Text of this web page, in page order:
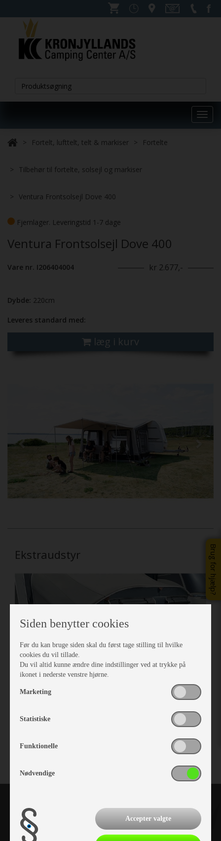
Brug for hjælp?
Fortelt, lufttelt, telt & markiser Fortelte
Tilbehør til fortelte, solsejl og markiser
Ventura Frontsolsejl Dove 400
Fjernlager. Leveringstid 1-7 dage
Ventura Frontsolsejl Dove 400
Vare nr. I206404004 kr 2.677,-
Dybde: 220cm
Leveres standard med:
læg i kurv
Ekstraudstyr
Vare nr. I403332504
Siden benytter cookies
Før du kan bruge siden skal du først tage stilling til hvilke
cookies du vil tillade.
Du vil altid kunne ændre dine indstillinger ved at trykke på
ikonet i nederste venstre hjørne.
Marketing
Statistiske
Funktionelle
Nødvendige
Accepter valgte